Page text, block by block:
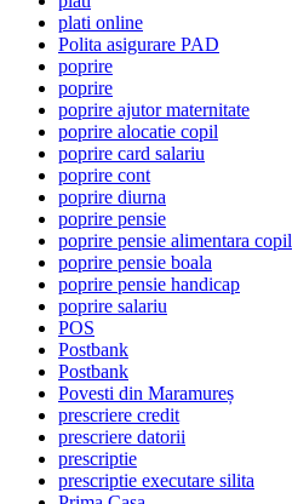
plati online
Polita asigurare PAD
poprire
poprire
poprire ajutor maternitate
poprire alocatie copil
poprire card salariu
poprire cont
poprire diurna
poprire pensie
poprire pensie alimentara copil
poprire pensie boala
poprire pensie handicap
poprire salariu
POS
Postbank
Postbank
Povesti din Maramureș
prescriere credit
prescriere datorii
prescriptie
prescriptie executare silita